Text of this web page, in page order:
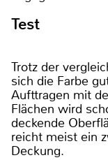
Test
Trotz der
sich die Farbe
Aufttragen mit
Flächen wird
deckende
reicht meist ein
Deckung.